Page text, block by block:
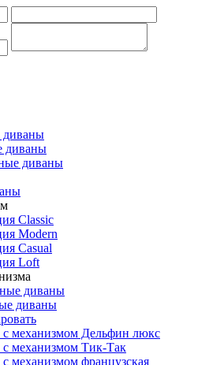
диваны
диваны
Classic
Modern
Casual
Loft
диваны
диваны
механизмом Дельфин люкс
механизмом Тик-Так
механизмом французская